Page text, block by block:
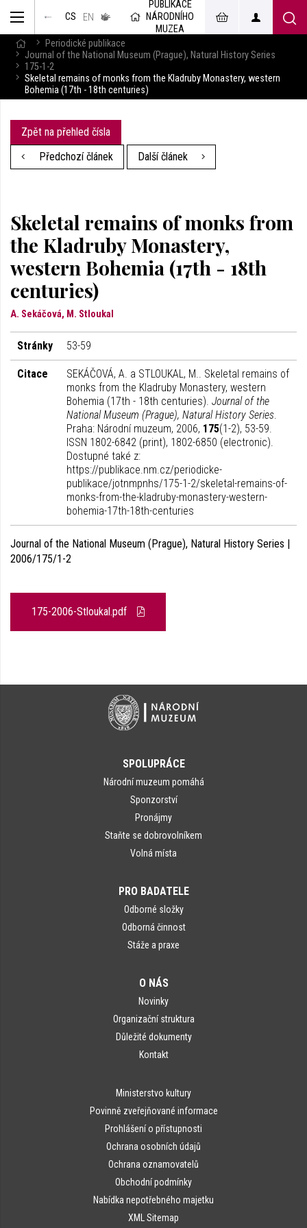
CS EN
v českém
jazyce
PUBLIKACE
NÁRODNÍHO
MUZEA
Periodické publikace
Journal of the National Museum (Prague), Natural History Series
175-1-2
Skeletal remains of monks from the Kladruby Monastery, western
Bohemia (17th - 18th centuries)
Zpět na přehled čísla
Předchozí článek
Další článek
Skeletal remains of monks from
the Kladruby Monastery,
western Bohemia (17th - 18th
centuries)
A. Sekáčová, M. Stloukal
Stránky 53-59
Citace
SEKÁČOVÁ, A. a STLOUKAL, M.. Skeletal remains of
monks from the Kladruby Monastery, western
Bohemia (17th - 18th centuries). Journal of the
National Museum (Prague), Natural History Series.
Praha: Národní muzeum, 2006, 175(1-2), 53-59.
ISSN 1802-6842 (print), 1802-6850 (electronic).
Dostupné také z:
https://publikace.nm.cz/periodicke-
publikace/jotnmpnhs/175-1-2/skeletal-remains-of-
monks-from-the-kladruby-monastery-western-
bohemia-17th-18th-centuries
Journal of the National Museum (Prague), Natural History Series |
2006/175/1-2
175-2006-Stloukal.pdf
SPOLUPRÁCE
Národní muzeum pomáhá
Sponzorství
Pronájmy
Staňte se dobrovolníkem
Volná místa
PRO BADATELE
Odborné složky
Odborná činnost
Stáže a praxe
O NÁS
Novinky
Organizační struktura
Důležité dokumenty
Kontakt
Ministerstvo kultury
Povinně zveřejňované informace
Prohlášení o přístupnosti
Ochrana osobních údajů
Ochrana oznamovatelů
Obchodní podmínky
Nabídka nepotřebného majetku
XML Sitemap